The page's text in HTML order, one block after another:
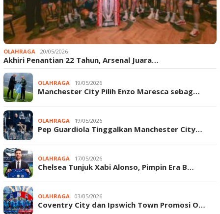
OLAHRAGA 20/05/2026
Akhiri Penantian 22 Tahun, Arsenal Juara…
OLAHRAGA 19/05/2026
Manchester City Pilih Enzo Maresca sebag…
OLAHRAGA 19/05/2026
Pep Guardiola Tinggalkan Manchester City…
OLAHRAGA 17/05/2026
Chelsea Tunjuk Xabi Alonso, Pimpin Era B…
OLAHRAGA 03/05/2026
Coventry City dan Ipswich Town Promosi O…